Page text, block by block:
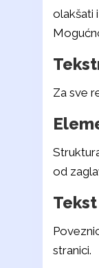
olakšati
Za sve
od
stranici.